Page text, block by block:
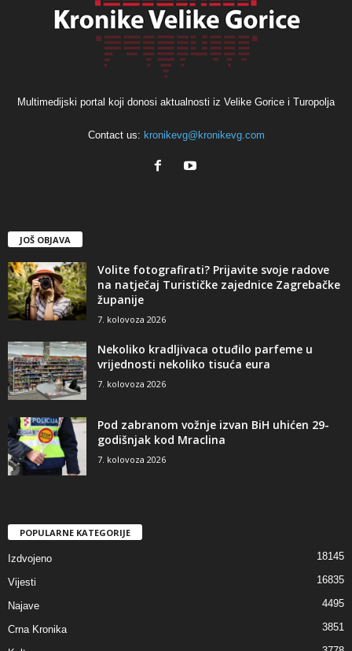
Multimedijski portal koji donosi aktualnosti iz Velike Gorice i Turopolja
Contact us: kronikevg@kronikevg.com
JOŠ OBJAVA
Volite fotografirati? Prijavite svoje radove
na natječaj Turističke zajednice Zagrebačke
županije
7. kolovoza 2026
Nekoliko kradljivaca otuđilo parfeme u
vrijednosti nekoliko tisuća eura
7. kolovoza 2026
Pod zabranom vožnje izvan BiH uhićen 29-
godišnjak kod Mraclina
7. kolovoza 2026
POPULARNE KATEGORIJE
Izdvojeno 18145
Vijesti 16835
Najave 4495
Crna Kronika 3851